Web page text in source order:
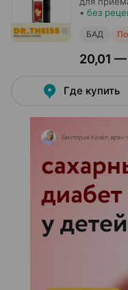
• без
БАД
20,01 —
Где купить